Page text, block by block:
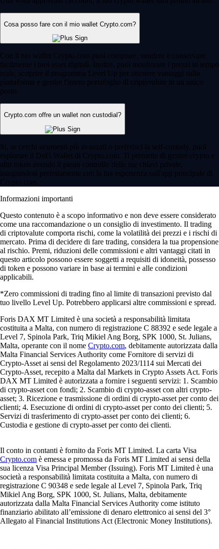
Cosa posso fare con il mio wallet Crypto.com?
Con il tuo wallet Crypto.com puoi comprare, vendere e conservare
facilmente i tuoi asset digitali. Inoltre, puoi monitorare i prezzi in tempo
reale, scoprire il programma Level Up per ottenere vantaggi sulla
piattaforma e gestire l'intero portafoglio di criptovalute in un unico
posto.
Crypto.com offre un wallet non custodial?
Sì, se cerchi strumenti più avanzati o preferisci la self-custody, puoi
esplorare il DeFi Wallet di Crypto.com. Ti permette di gestire crypto e
altri token avendo il pieno controllo delle tue chiavi private,
integrandosi perfettamente con la tua esperienza sull'app principale di
Crypto.com.
Informazioni importanti
Questo contenuto è a scopo informativo e non deve essere considerato
come una raccomandazione o un consiglio di investimento. Il trading
di criptovalute comporta rischi, come la volatilità dei prezzi e i rischi di
mercato. Prima di decidere di fare trading, considera la tua propensione
al rischio. Premi, riduzioni delle commissioni e altri vantaggi citati in
questo articolo possono essere soggetti a requisiti di idoneità, possesso
di token e possono variare in base ai termini e alle condizioni
applicabili.
*Zero commissioni di trading fino al limite di transazioni previsto dal
tuo livello Level Up. Potrebbero applicarsi altre commissioni e spread.
Foris DAX MT Limited è una società a responsabilità limitata
costituita a Malta, con numero di registrazione C 88392 e sede legale a
Level 7, Spinola Park, Triq Mikiel Ang Borg, SPK 1000, St. Julians,
Malta, operante con il nome Crypto.com, debitamente autorizzata dalla
Malta Financial Services Authority come Fornitore di servizi di
Crypto-Asset ai sensi del Regolamento 2023/1114 sui Mercati dei
Crypto-Asset, recepito a Malta dal Markets in Crypto Assets Act. Foris
DAX MT Limited è autorizzata a fornire i seguenti servizi: 1. Scambio
di crypto-asset con fondi; 2. Scambio di crypto-asset con altri crypto-
asset; 3. Ricezione e trasmissione di ordini di crypto-asset per conto dei
clienti; 4. Esecuzione di ordini di crypto-asset per conto dei clienti; 5.
Servizi di trasferimento di crypto-asset per conto dei clienti; 6.
Custodia e gestione di crypto-asset per conto dei clienti.
Il conto in contanti è fornito da Foris MT Limited. La carta Visa
Crypto.com è emessa e promossa da Foris MT Limited ai sensi della
sua licenza Visa Principal Member (Issuing). Foris MT Limited è una
società a responsabilità limitata costituita a Malta, con numero di
registrazione C 90348 e sede legale al Level 7, Spinola Park, Triq
Mikiel Ang Borg, SPK 1000, St. Julians, Malta, debitamente
autorizzata dalla Malta Financial Services Authority come istituto
finanziario abilitato all’emissione di denaro elettronico ai sensi del 3°
Allegato al Financial Institutions Act (Electronic Money Institutions).